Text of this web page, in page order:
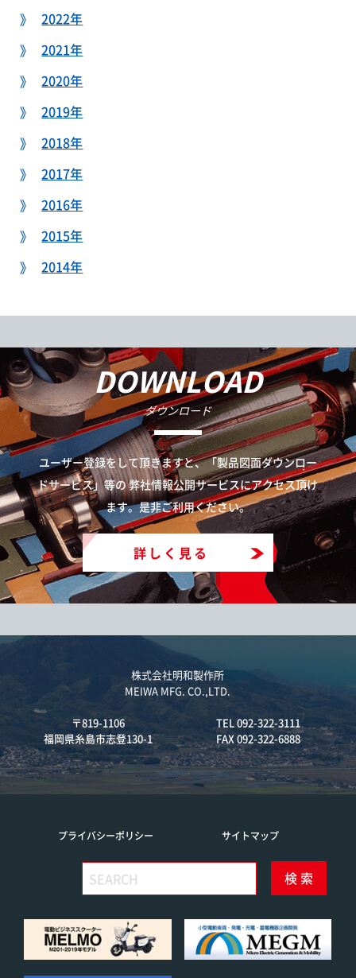
2022年
2021年
2020年
2019年
2018年
2017年
2016年
2015年
2014年
DOWNLOAD
ダウンロード
ユーザー登録をして頂きますと、「製品図面ダウンロー
ドサービス」等の弊社情報公開サービスにアクセス頂け
ます。是非ご利用ください。
詳しく見る
株式会社明和製作所
MEIWA MFG. CO.,LTD.
〒819-1106
福岡県糸島市志登130-1
TEL 092-322-3111
FAX 092-322-6888
プライバシーポリシー サイトマップ